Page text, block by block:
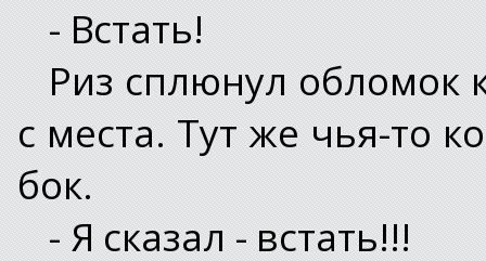
- Встать!
Риз сплюнул обломок
с места. Тут же чья-то
бок.
- Я сказал - встать!!!